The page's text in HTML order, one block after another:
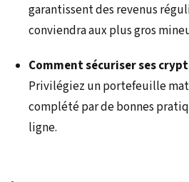
garantissent des revenus
conviendra aux plus gros
Comment sécuriser ses
Privilégiez un portefeuille
complété par de bonnes
ligne.